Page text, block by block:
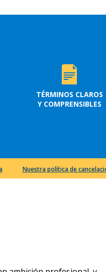
TÉRMINOS CLAROS
Y COMPRENSIBLES
Nuestra política de